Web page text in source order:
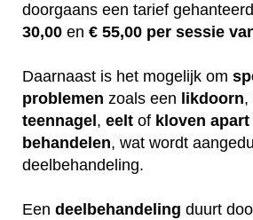
doorgaans een tarief
30,00 en € 55,00 per sessie
Daarnaast is het mogelijk om
problemen zoals een likdoorn,
teennagel , eelt of kloven apart
behandelen, wat wordt
deelbehandeling.
Een deelbehandeling duurt